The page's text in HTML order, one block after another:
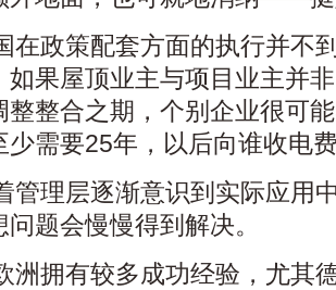
在政策配套方面的执行并不
如果屋顶业主与项目业主并
整整合之期，个别企业很可
少需要25年，以后向谁收电
管理层逐渐意识到实际应用
题会慢慢得到解决。
洲拥有较多成功经验，尤其